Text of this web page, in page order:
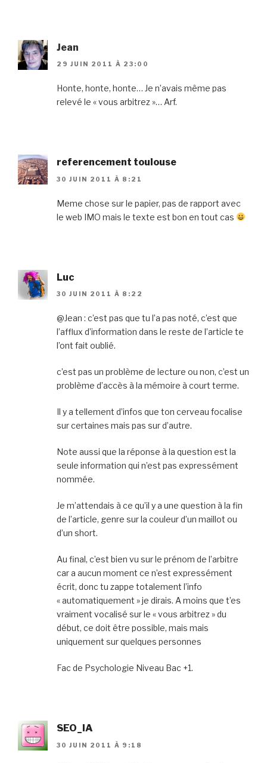
Jean
29 JUIN 2011 À 23:00
Honte, honte, honte… Je n’avais même pas
relevé le « vous arbitrez »… Arf.
referencement toulouse
30 JUIN 2011 À 8:21
Meme chose sur le papier, pas de rapport avec
le web IMO mais le texte est bon en tout cas
Luc
30 JUIN 2011 À 8:22
@Jean : c’est pas que tu l’a pas noté, c’est que
l’afflux d’information dans le reste de l’article te
l’ont fait oublié.
c’est pas un problème de lecture ou non, c’est un
problème d’accès à la mémoire à court terme.
Il y a tellement d’infos que ton cerveau focalise
sur certaines mais pas sur d’autre.
Note aussi que la réponse à la question est la
seule information qui n’est pas expressément
nommée.
Je m’attendais à ce qu’il y a une question à la fin
de l’article, genre sur la couleur d’un maillot ou
d’un short.
Au final, c’est bien vu sur le prénom de l’arbitre
car a aucun moment ce n’est expressément
écrit, donc tu zappe totalement l’info
« automatiquement » je dirais. A moins que t’es
vraiment vocalisé sur le « vous arbitrez » du
début, ce doit être possible, mais mais
uniquement sur quelques personnes
Fac de Psychologie Niveau Bac +1.
SEO_IA
30 JUIN 2011 À 9:18